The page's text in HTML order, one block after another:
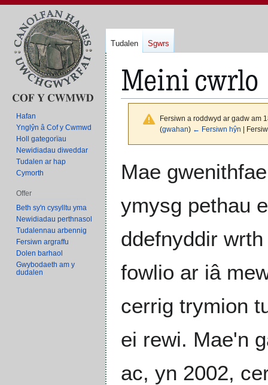
Meini cwrlo
Fersiwn a roddwyd ar gadw am
(gwahan) ← Fersiwn hŷn |
i'r
llywio
i'r
chwilio
Mae
ymysg pethau
ddefnyddir
fowlio ar iâ
cerrig trymion
ei rewi. Mae'n
ac, yn 2002,
Tudalen Sgwrs
Hafan
Ynglŷn â Cof y Cwmwd
Holl gategorïau
Newidiadau diweddar
Tudalen ar hap
Cymorth
Offer
Beth sy'n cysylltu yma
Newidiadau perthnasol
Tudalennau arbennig
Fersiwn argraffu
Dolen barhaol
Gwybodaeth am y
dudalen